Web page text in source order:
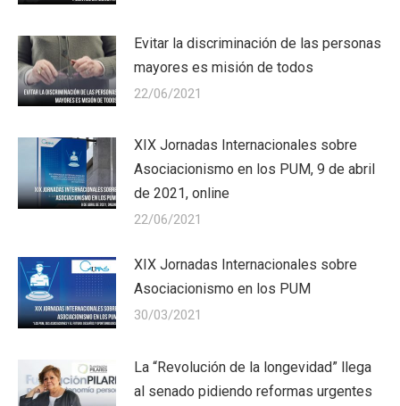
Evitar la discriminación de las personas
mayores es misión de todos
22/06/2021
XIX Jornadas Internacionales sobre
Asociacionismo en los PUM, 9 de abril
de 2021, online
22/06/2021
XIX Jornadas Internacionales sobre
Asociacionismo en los PUM
30/03/2021
La “Revolución de la longevidad” llega
al senado pidiendo reformas urgentes